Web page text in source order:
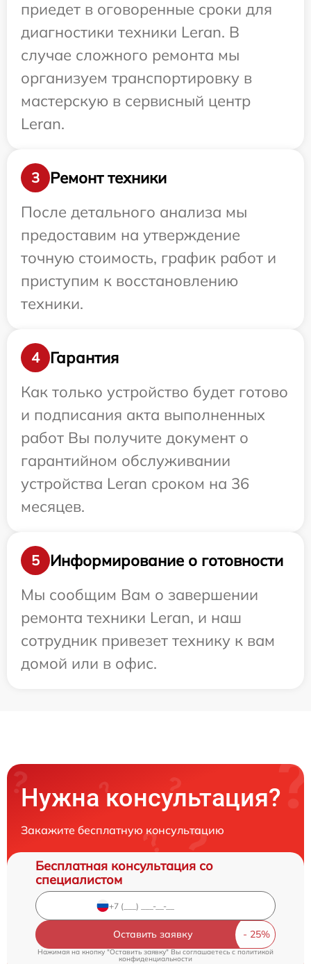
приедет в оговоренные сроки для
диагностики техники Leran. В
случае сложного ремонта мы
организуем транспортировку в
мастерскую в сервисный центр
Leran.
3
Ремонт техники
После детального анализа мы
предоставим на утверждение
точную стоимость, график работ и
приступим к восстановлению
техники.
4
Гарантия
Как только устройство будет готово
и подписания акта выполненных
работ Вы получите документ о
гарантийном обслуживании
устройства Leran сроком на 36
месяцев.
5
Информирование о готовности
Мы сообщим Вам о завершении
ремонта техники Leran, и наш
сотрудник привезет технику к вам
домой или в офис.
Нужна консультация?
Закажите бесплатную консультацию
Бесплатная консультация со
специалистом
Оставить заявку
Нажимая на кнопку "Оставить заявку" Вы соглашаетесь cполитикой
конфиденциальности